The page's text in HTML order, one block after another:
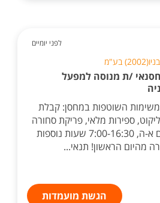
לפני יומיים
בע"מ
/ת מנוסה למפעל
השוטפות במחסן: קבלת
ספירות מלאי, פריקת סחורה
ועוד משרה מלאה ימים א-ה, 7:00-16:30 שעות נוספות
מהיום הראשון! תנאי...
הגשת מועמדות